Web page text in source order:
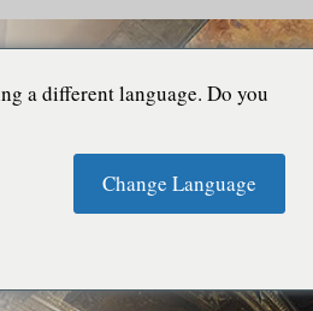
a different language. Do you
Change Language